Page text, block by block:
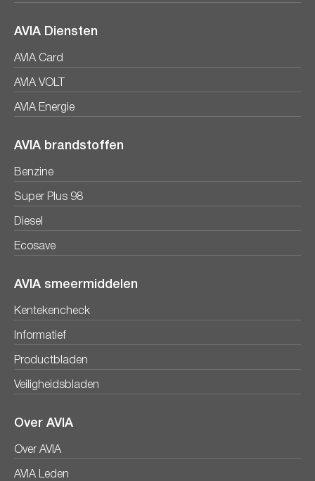
AVIA Diensten
AVIA Card
AVIA VOLT
AVIA Energie
AVIA brandstoffen
Benzine
Super Plus 98
Diesel
Ecosave
AVIA smeermiddelen
Kentekencheck
Informatief
Productbladen
Veiligheidsbladen
Over AVIA
Over AVIA
AVIA Leden